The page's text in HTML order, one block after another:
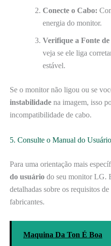
Conecte o Cabo:
energia do monitor.
Verifique a Fonte
veja se ele liga
estável.
Se o monitor não ligou ou se
instabilidade na imagem, isso
incompatibilidade de cabo.
5. Consulte o Manual do Usuário
Para uma orientação mais
do usuário do seu monitor LG.
detalhadas sobre os requisitos
fabricantes.
Maquina Da Ton É Boa